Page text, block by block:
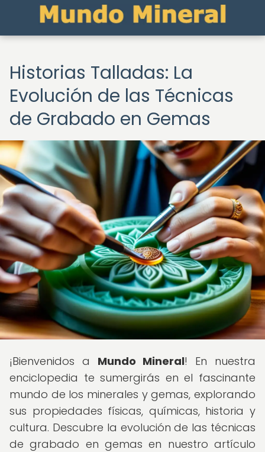
Historias Talladas: La
Evolución de las Técnicas
de Grabado en Gemas
¡Bienvenidos a Mundo Mineral! En nuestra
enciclopedia te sumergirás en el fascinante
mundo de los minerales y gemas, explorando
sus propiedades físicas, químicas, historia y
cultura. Descubre la evolución de las técnicas
de grabado en gemas en nuestro artículo